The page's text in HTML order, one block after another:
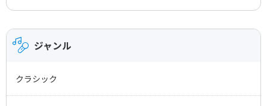
打楽器
ハーモニカ
ジャンル
クラシック